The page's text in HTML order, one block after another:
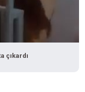
çıkardı